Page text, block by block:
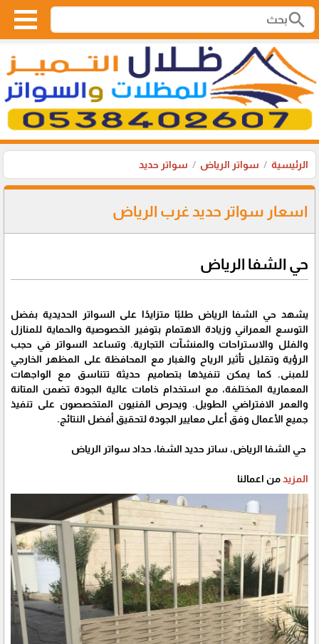
search
الرئيسية سواتر الرياض سواتر حديد
اسعار سواتر حديد غرب الرياض
حي الشفا الرياض
يشهد حي الشفا الرياض طلبًا متزايدًا على السواتر الحديدية بفضل
التوسع العمراني وزيادة الاهتمام بتوفير الخصوصية والحماية للمنازل
والفلل والاستراحات والمنشآت التجارية. وتساعد السواتر في حجب
الرؤية وتقليل تأثير الرياح والغبار مع المحافظة على المظهر الخارجي
للمبنى. كما يمكن تنفيذها بتصاميم حديثة تتناسق مع الواجهات
المعمارية المختلفة، مع استخدام خامات عالية الجودة تضمن المتانة
والعمر الافتراضي الطويل. ويحرص الفنيون المتخصصون على تنفيذ
جميع الأعمال وفق أعلى معايير الجودة لتحقيق أفضل النتائج.
حي الشفا الرياض، ساتر حديد الشفا، حداد سواتر الرياض
المزيدمن اعمالنا